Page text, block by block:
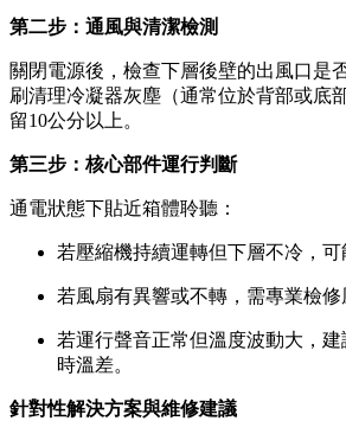
第二步：通風與清潔檢測
關閉電源後，檢查下層後壁的出風口是
刷清理冷凝器灰塵（通常位於背部或底
留10公分以上。
第三步：核心部件運行判斷
通電狀態下貼近箱體聆聽：
若壓縮機持續運轉但下層不冷，可
若風扇有異響或不轉，需專業檢修
若運行聲音正常但溫度波動大，
時溫差。
針對性解決方案與維修建議